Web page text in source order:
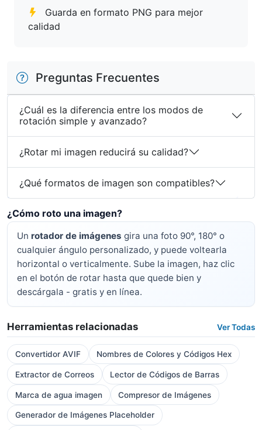
Guarda en formato PNG para mejor
calidad
Preguntas Frecuentes
¿Cuál es la diferencia entre los modos de
rotación simple y avanzado?
¿Rotar mi imagen reducirá su calidad?
¿Qué formatos de imagen son compatibles?
¿Cómo roto una imagen?
Un rotador de imágenes gira una foto 90°, 180° o
cualquier ángulo personalizado, y puede voltearla
horizontal o verticalmente. Sube la imagen, haz clic
en el botón de rotar hasta que quede bien y
descárgala - gratis y en línea.
Herramientas relacionadas Ver Todas
Convertidor AVIF Nombres de Colores y Códigos Hex
Extractor de Correos Lector de Códigos de Barras
Marca de agua imagen Compresor de Imágenes
Generador de Imágenes Placeholder